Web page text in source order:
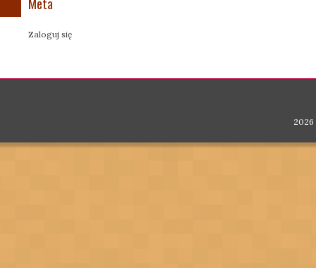
Zaloguj się
2026